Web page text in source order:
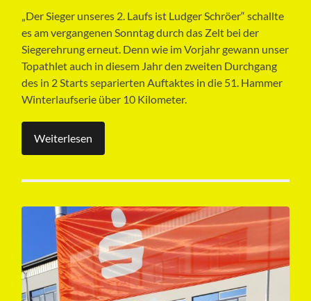
„Der Sieger unseres 2. Laufs ist Ludger Schröer“ schallte
es am vergangenen Sonntag durch das Zelt bei der
Siegerehrung erneut. Denn wie im Vorjahr gewann unser
Topathlet auch in diesem Jahr den zweiten Durchgang
des in 2 Starts separierten Auftaktes in die 51. Hammer
Winterlaufserie über 10 Kilometer.
Weiterlesen